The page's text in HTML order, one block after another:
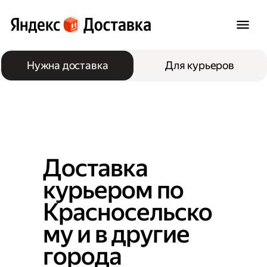
Нужна доставка Для курьеров
Доставка
курьером по
Красносельско
му и в другие
города